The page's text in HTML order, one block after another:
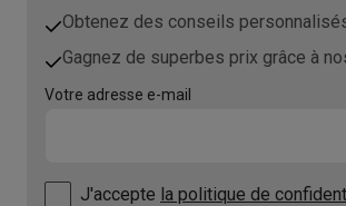
Obtenez des conseils
Gagnez de superbes prix grâce à
Votre adresse e-mail
J'accepte la politique de